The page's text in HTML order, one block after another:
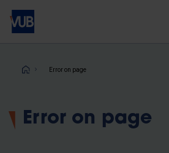
Skip
main
Breadcrumb
Error on page
Error on page